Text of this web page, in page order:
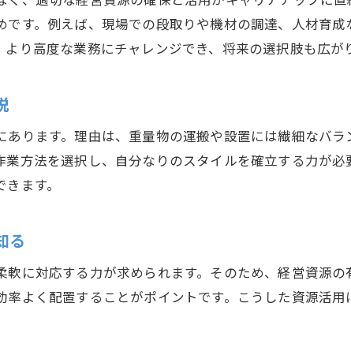
重量鳶が実践する現場の安全管理ポイント
とび職人が守るべき重量鳶の安全対策とは
重量鳶の作業効率を高める安全管理方法
とび建築現場で実践する重量鳶の注意点
重量鳶の経営資源活用が導く会社発展
重量鳶の専門性が企業発展に貢献する理由
とび仕事で培った重量鳶のノウハウ活用法
す。例えば、現場での段取りや機材の調達、人材育成
り高度な業務にチャレンジでき、将来の選択肢も広が
ります。理由は、重量物の運搬や設置には繊細なバ
方法を選択し、自分なりのスタイルを確立する力が
ます。
る
に対応する力が求められます。そのため、経営資源
よく配置することがポイントです。こうした資源活